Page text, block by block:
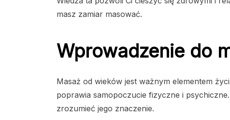
masz zamiar masować.
Wprowadzenie do
Masaż od wieków jest ważnym elementem
poprawia samopoczucie fizyczne i
zrozumieć jego znaczenie.